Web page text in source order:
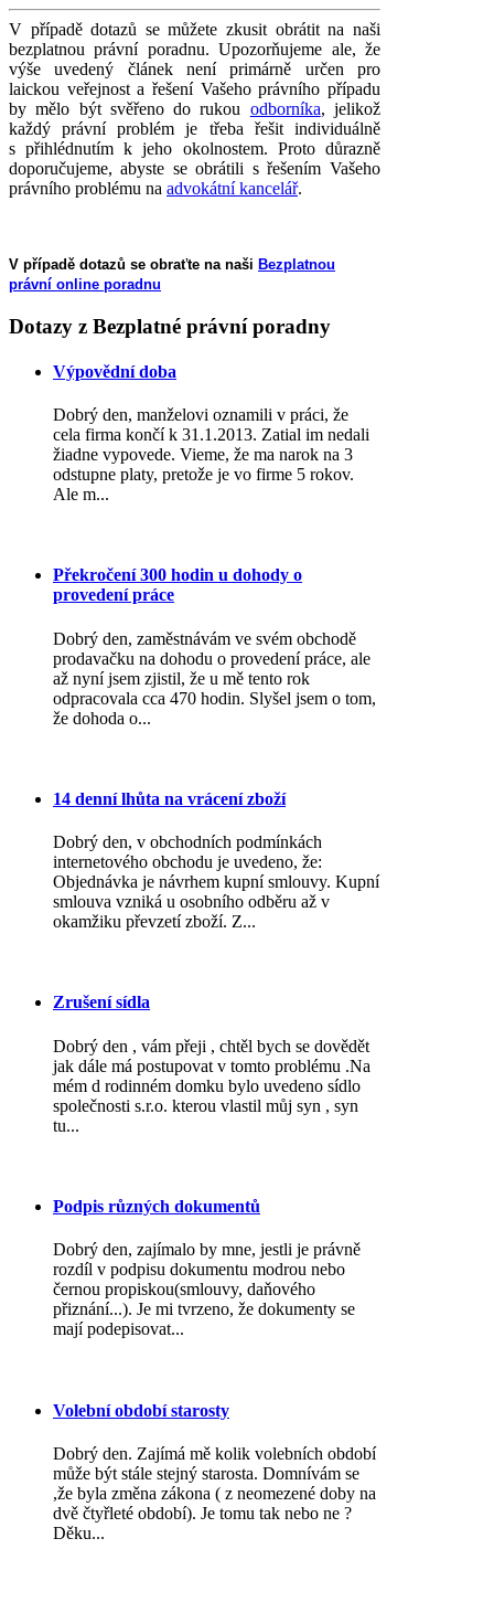
V případě dotazů se můžete zkusit obrátit na naši
bezplatnou právní poradnu. Upozorňujeme ale, že
výše uvedený článek není primárně určen pro
laickou veřejnost a řešení Vašeho právního případu
by mělo být svěřeno do rukou odborníka, jelikož
každý právní problém je třeba řešit individuálně
s přihlédnutím k jeho okolnostem. Proto důrazně
doporučujeme, abyste se obrátili s řešením Vašeho
právního problému na advokátní kancelář.
V případě dotazů se obraťte na naši Bezplatnou
právní online poradnu
Dotazy z Bezplatné právní poradny
Výpovědní doba
Dobrý den, manželovi oznamili v práci, že
cela firma končí k 31.1.2013. Zatial im nedali
žiadne vypovede. Vieme, že ma narok na 3
odstupne platy, pretože je vo firme 5 rokov.
Ale m...
Překročení 300 hodin u dohody o
provedení práce
Dobrý den, zaměstnávám ve svém obchodě
prodavačku na dohodu o provedení práce, ale
až nyní jsem zjistil, že u mě tento rok
odpracovala cca 470 hodin. Slyšel jsem o tom,
že dohoda o...
14 denní lhůta na vrácení zboží
Dobrý den, v obchodních podmínkách
internetového obchodu je uvedeno, že:
Objednávka je návrhem kupní smlouvy. Kupní
smlouva vzniká u osobního odběru až v
okamžiku převzetí zboží. Z...
Zrušení sídla
Dobrý den , vám přeji , chtěl bych se dovědět
jak dále má postupovat v tomto problému .Na
mém d rodinném domku bylo uvedeno sídlo
společnosti s.r.o. kterou vlastil můj syn , syn
tu...
Podpis různých dokumentů
Dobrý den, zajímalo by mne, jestli je právně
rozdíl v podpisu dokumentu modrou nebo
černou propiskou(smlouvy, daňového
přiznání...). Je mi tvrzeno, že dokumenty se
mají podepisovat...
Volební období starosty
Dobrý den. Zajímá mě kolik volebních období
může být stále stejný starosta. Domnívám se
,že byla změna zákona ( z neomezené doby na
dvě čtyřleté období). Je tomu tak nebo ne ?
Děku...